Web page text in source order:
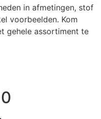
in afmetingen, stof
voorbeelden. Kom
gehele assortiment te